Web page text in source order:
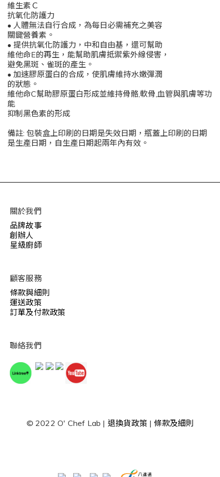
維生素Ｃ
抗氧化防護力
• 人體無法自行合成，為每日必需補充之美容
關鍵營養素。
• 提供抗氧化防護力，中和自由基，還可幫助
維他命E的再生，能幫助肌膚抵禦紫外線侵害，
避免黑斑、雀斑的產生。
• 加速膠原蛋白的合成，使肌膚維持水嫩彈潤
的狀態。
維他命C幫助膠原蛋白形成並維持骨骼,軟骨,血管與肌膚等功
能
抑制黑色素的形成
備註: 包裝盒上印刷的日期是失效日期，瓶蓋上印刷的日期
是生產日期，自生產日期起兩年內有效。
關於我們
品牌故事
創辦人
星級廚師
顧客服務
條款與細則
運送政策
訂單及付款政策
聯絡我們
© 2022 O' Chef Lab | 退換貨政策 | 條款及細則